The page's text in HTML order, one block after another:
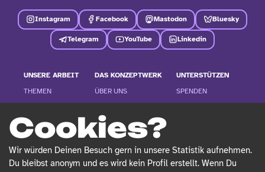
Cookies?
Wir würden Deinen Besuch gern in unsere Statistik aufnehmen.
Du bleibst anonym und es wird kein Profil erstellt. Wenn Du
Instagram Facebook Mastodon Bluesky
Telegram YouTube Linkedin
UNSERE ARBEIT
THEMEN
PUBLIKATIONEN
BLOG
KALENDER
DAS KONZEPTWERK
ÜBER UNS
IN DER PRESSE
LEICHTE SPRACHE
PRESSEMITTEILUNGEN
UNTERSTÜTZEN
SPENDEN